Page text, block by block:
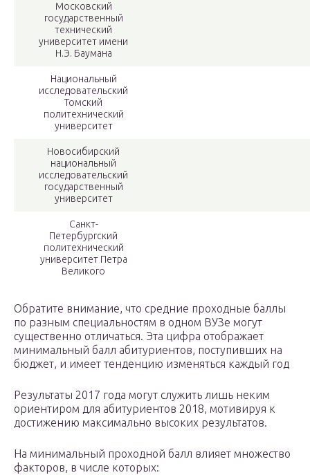
Московский
государственный
технический
университет имени
Н.Э. Баумана
Национальный
исследовательский
Томский
политехнический
университет
Новосибирский
национальный
исследовательский
государственный
университет
Санкт-
Петербургский
политехнический
университет Петра
Великого
Обратите внимание, что средние проходные баллы
по разным специальностям в одном ВУЗе могут
существенно отличаться. Эта цифра отображает
минимальный балл абитуриентов, поступивших на
бюджет, и имеет тенденцию изменяться каждый год
Результаты 2017 года могут служить лишь неким
ориентиром для абитуриентов 2018, мотивируя к
достижению максимально высоких результатов.
На минимальный проходной балл влияет множество
факторов, в числе которых: